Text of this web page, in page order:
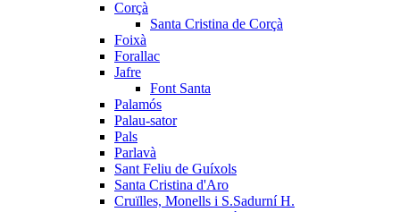
Corçà
Santa Cristina de Corçà
Foixà
Forallac
Jafre
Font Santa
Palamós
Palau-sator
Pals
Parlavà
Sant Feliu de Guíxols
Santa Cristina d'Aro
Cruïlles, Monells i S.Sadurní H.